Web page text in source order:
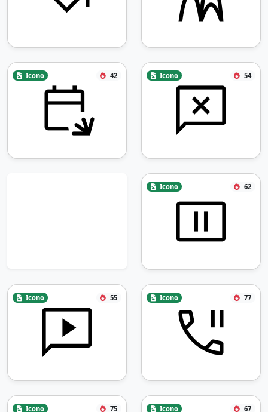
Icono 42 Icono 54
Icono 62
Icono 55 Icono 77
Icono 75 Icono 67